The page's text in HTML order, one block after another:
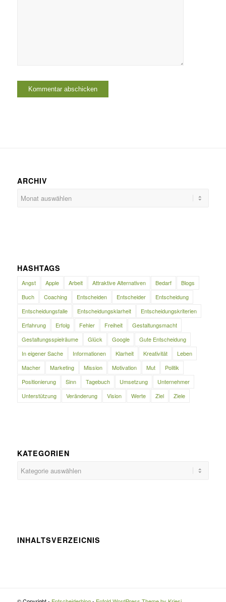
ARCHIV
HASHTAGS
Angst Apple Arbeit Attraktive Alternativen Bedarf
Blogs
Buch
Coaching Entscheiden Entscheider
Entscheidung
Entscheidungsfalle
Entscheidungsklarheit
Entscheidungskriterien
Erfahrung
Erfolg Fehler Freiheit
Gestaltungsmacht
Gestaltungsspielräume
Glück Google
Gute Entscheidung
In eigener Sache
Informationen Klarheit Kreativität
Leben
Macher
Marketing Mission Motivation Mut
Politik
Positionierung
Sinn Tagebuch Umsetzung
Unternehmer
Unterstützung
Veränderung Vision Werte Ziel Ziele
KATEGORIEN
INHALTSVERZEICNIS